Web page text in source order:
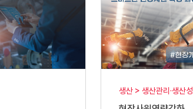
생산 > 생산관리·생산성